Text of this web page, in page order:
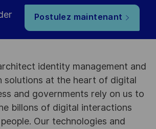
Postulez maintenant
identity management and
solutions at the heart of digital
and governments rely on us to
billons of digital interactions
Our technologies and